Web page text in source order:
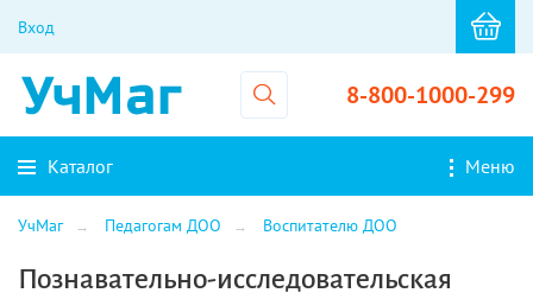
Вход
8-800-1000-299
Каталог Меню
УчМаг Педагогам ДОО Воспитателю ДОО
Познавательно-исследовательская